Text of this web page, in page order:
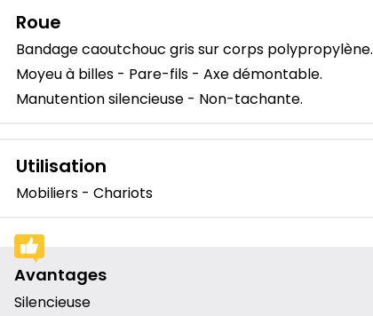
Roue
Bandage caoutchouc gris sur corps polypropylène.
Moyeu à billes - Pare-fils - Axe démontable.
Manutention silencieuse - Non-tachante.
Utilisation
Mobiliers - Chariots
Avantages
Silencieuse